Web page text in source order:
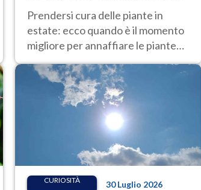
piante in estate?
Prendersi cura delle piante in
estate: ecco quando è il momento
migliore per annaffiare le piante
durante i mesi caldi
CURIOSITÀ 30 Luglio 2026